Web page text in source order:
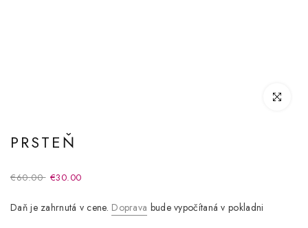
Kliknite
PRSTEŇ
€60.00 €30.00
Daň je zahrnutá v cene. Doprava bude vypočítaná v pokladni